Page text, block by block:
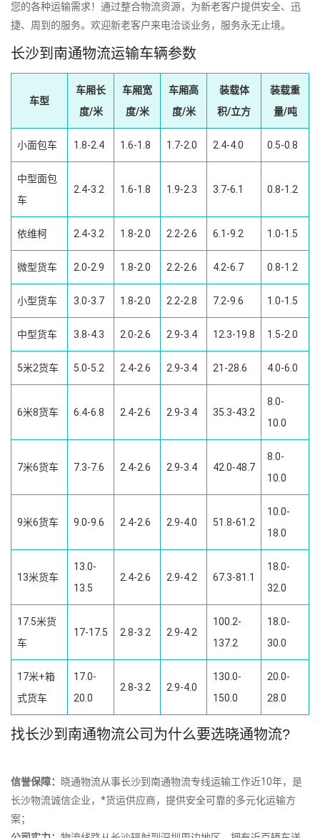
您的各种运输需求！通过整合物流资源，为新老客户提供安全、迅
捷、周到的服务。欢迎新老客户来电洽谈业务，服务永无止境。
长沙到南通物流运输车辆参数
车型
车厢长
度/米
车厢宽
度/米
车厢高
度/米
装载体
积/立方
装载重
量/吨
小面包车 1.8-2.4 1.6-1.8 1.7-2.0 2.4-4.0 0.5-0.8
中型面包
车
2.4-3.2 1.6-1.8 1.9-2.3 3.7-6.1 0.8-1.2
依维柯 2.4-3.2 1.8-2.0 2.2-2.6 6.1-9.2 1.0-1.5
微型货车 2.0-2.9 1.8-2.0 2.2-2.6 4.2-6.7 0.8-1.2
小型货车 3.0-3.7 1.8-2.0 2.2-2.8 7.2-9.6 1.0-1.5
中型货车 3.8-4.3 2.0-2.6 2.9-3.4 12.3-19.8 1.5-2.0
5米2货车 5.0-5.2 2.4-2.6 2.9-3.4 21-28.6 4.0-6.0
6米8货车 6.4-6.8 2.4-2.6 2.9-3.4 35.3-43.2
8.0-
10.0
7米6货车 7.3-7.6 2.4-2.6 2.9-3.4 42.0-48.7
8.0-
10.0
9米6货车 9.0-9.6 2.4-2.6 2.9-4.0 51.8-61.2
10.0-
18.0
13米货车
13.0-
13.5
2.4-2.6 2.9-4.2 67.3-81.1
18.0-
32.0
17.5米货
车
17-17.5 2.8-3.2 2.9-4.2
100.2-
137.2
18.0-
30.0
17米+箱
式货车
17.0-
20.0
2.8-3.2 2.9-4.0
130.0-
150.0
20.0-
28.0
找长沙到南通物流公司为什么要选晓通物流?
信誉保障：
晓通物流从事长沙到南通物流专线运输工作近10年，是
长沙物流诚信企业，*货运供应商，提供安全可靠的多元化运输方
案；